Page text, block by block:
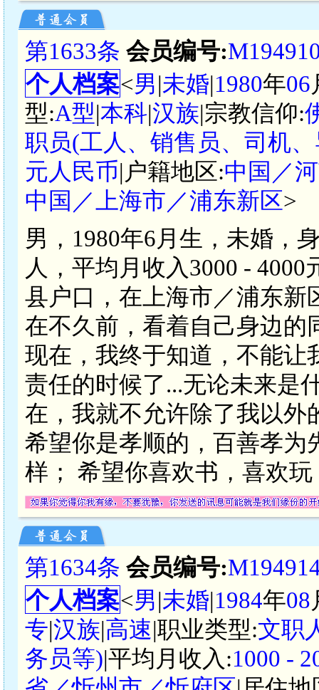
第1633条 会员编号:
个人档案<男|未婚|1980年06
型:A型|本科|汉族|宗教信仰:
职员(工人、销售员、司机
元人民币|户籍地区:中国／
中国／上海市／浦东新区>
男，1980年6月生，未婚，
人，平均月收入3000 -
县户口，在上海市／浦东新
在不久前，看着自己身边的
现在，我终于知道，不能让
责任的时候了...无论未来是
在，我就不允许除了我以外
希望你是孝顺的，百善孝为
样； 希望你喜欢书，喜欢
第1634条 会员编号:
个人档案<男|未婚|1984年08
专|汉族|高速|职业类型:文职
务员等)|平均月收入:1000 -